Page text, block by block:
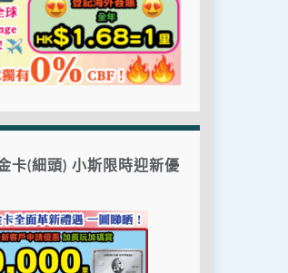
卡(細頭) 小斯限時迎新優